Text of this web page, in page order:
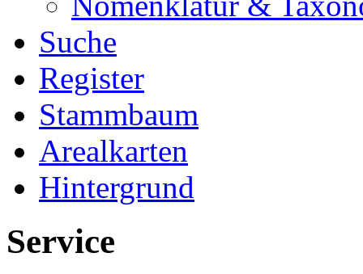
Suche
Register
Stammbaum
Arealkarten
Hintergrund
Service